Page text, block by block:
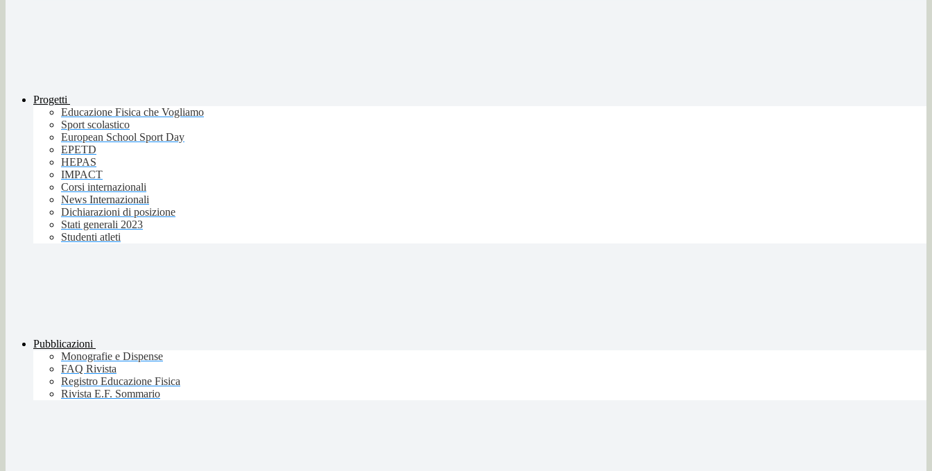
Progetti
Educazione Fisica che Vogliamo
Sport scolastico
European School Sport Day
EPETD
HEPAS
IMPACT
Corsi internazionali
News Internazionali
Dichiarazioni di posizione
Stati generali 2023
Studenti atleti
Pubblicazioni
Monografie e Dispense
FAQ Rivista
Registro Educazione Fisica
Rivista E.F. Sommario